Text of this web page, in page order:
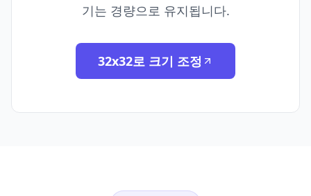
기는 경량으로 유지됩니다.
32x32로 크기 조정